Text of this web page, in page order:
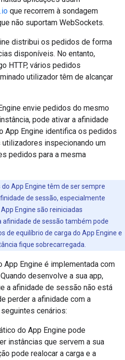
que recorrem à sondagem
não suportam WebSockets.
distribui os pedidos de forma
disponíveis. No entanto,
HTTP, vários pedidos
utilizador têm de alcançar
envie pedidos do mesmo
pode ativar a afinidade
App Engine identifica os pedidos
inspecionando um
pedidos para a mesma
do App Engine têm de ser sempre
de sessão, especialmente
Engine são reiniciadas
de sessão também pode
de equilíbrio de carga do App Engine e
fique sobrecarregada.
Engine é implementada com
desenvolve a sua app,
a afinidade de sessão não está
perder a afinidade com a
cenários:
do App Engine pode
instâncias que servem a sua
pode realocar a carga e a